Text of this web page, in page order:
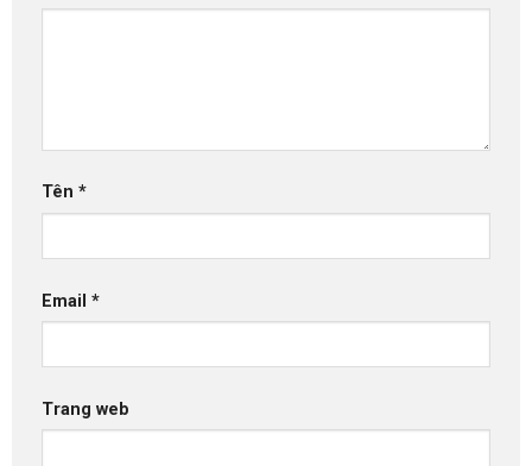
Tên *
Email *
Trang web